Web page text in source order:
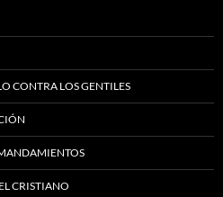
CONTRA LOS GENTILES
CRISTIANO